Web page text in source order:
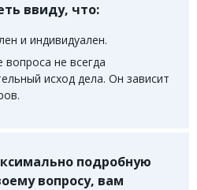
ввиду, что:
и индивидуален.
не всегда
исход дела. Он зависит
подробную
вопросу, вам